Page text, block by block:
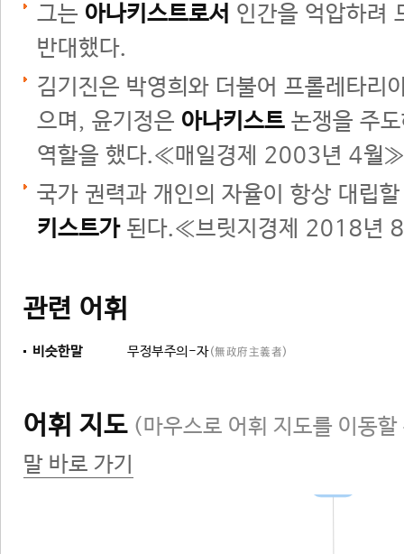
그는 아나키스트로서 인간을 억압하려
반대했다.
김기진은 박영희와 더불어 프롤레타리
으며, 윤기정은 아나키스트 논쟁을 주
역할을 했다.≪매일경제 2003년 4월≫
국가 권력과 개인의 자율이 항상 대립
키스트가된다.≪브릿지경제 2018년
관련 어휘
비슷한말 무정부주의-자(無政府主義者)
어휘 지도 (마우스로 어휘 지도를 이동
말 바로 가기